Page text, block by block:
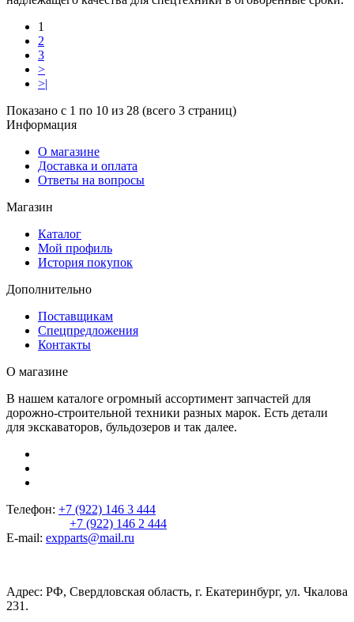
1
2
3
>
>|
Показано с 1 по 10 из 28 (всего 3 страниц)
Информация
О магазине
Доставка и оплата
Ответы на вопросы
Магазин
Каталог
Мой профиль
История покупок
Дополнительно
Поставщикам
Спецпредложения
Контакты
О магазине
В нашем каталоге огромный ассортимент запчастей для
дорожно-строительной техники разных марок. Есть детали
для экскаваторов, бульдозеров и так далее.
Телефон: +7 (922) 146 3 444
+7 (922) 146 2 444
E-mail: expparts@mail.ru
Адрес: РФ, Свердловская область, г. Екатеринбург, ул. Чкалова
231.